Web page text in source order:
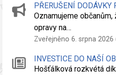
PŘERUŠENÍ DODÁVKY
Oznamujeme
opravy na…
Zveřejněno 6. srpna
INVESTICE DO NAŠÍ
Hošťálková rozkvétá